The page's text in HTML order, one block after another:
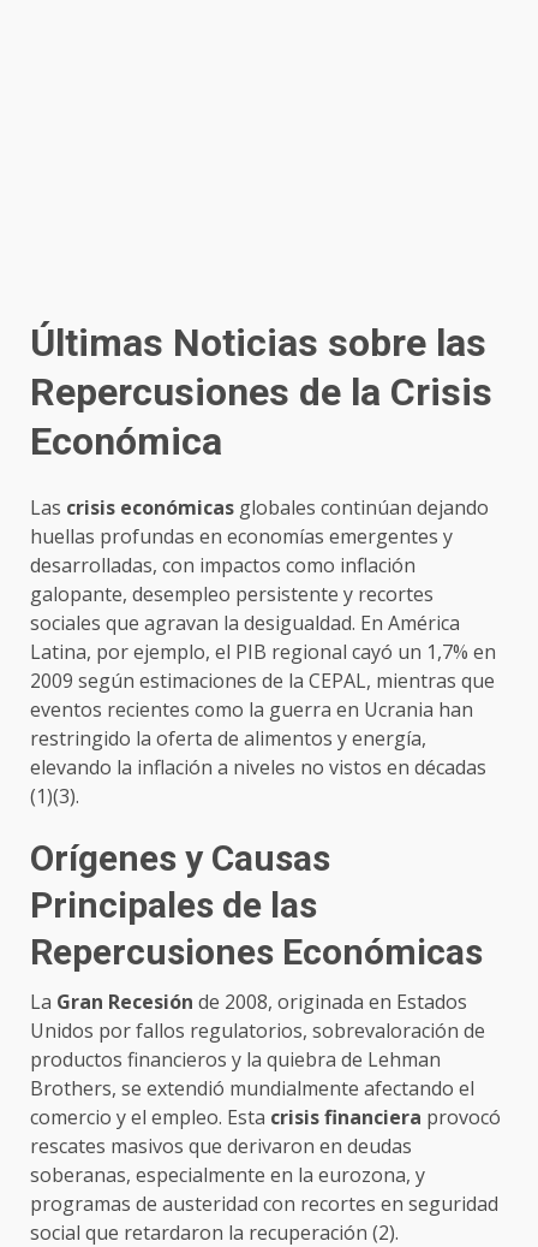
Últimas Noticias sobre las
Repercusiones de la Crisis
Económica
Las crisis económicas globales continúan dejando
huellas profundas en economías emergentes y
desarrolladas, con impactos como inflación
galopante, desempleo persistente y recortes
sociales que agravan la desigualdad. En América
Latina, por ejemplo, el PIB regional cayó un 1,7% en
2009 según estimaciones de la CEPAL, mientras que
eventos recientes como la guerra en Ucrania han
restringido la oferta de alimentos y energía,
elevando la inflación a niveles no vistos en décadas
(1)(3).
Orígenes y Causas
Principales de las
Repercusiones Económicas
La Gran Recesión de 2008, originada en Estados
Unidos por fallos regulatorios, sobrevaloración de
productos financieros y la quiebra de Lehman
Brothers, se extendió mundialmente afectando el
comercio y el empleo. Esta crisis financiera provocó
rescates masivos que derivaron en deudas
soberanas, especialmente en la eurozona, y
programas de austeridad con recortes en seguridad
social que retardaron la recuperación (2).